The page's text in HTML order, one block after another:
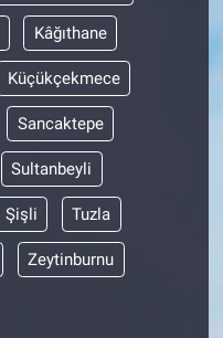
Kâğıthane
Küçükçekmece
Sancaktepe
Sultanbeyli
Şişli Tuzla
Zeytinburnu